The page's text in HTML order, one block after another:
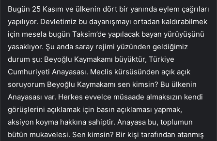
Bugün 25 Kasım ve ülkenin dört bir yanında eylem çağrıları
yapılıyor. Devletimiz bu dayanışmayı ortadan kaldırabilmek
için mesela bugün Taksim’de yapılacak bayan yürüyüşünü
yasaklıyor. Şu anda saray rejimi yüzünden geldiğimiz
durum şu: Beyoğlu Kaymakamı büyüktür, Türkiye
Cumhuriyeti Anayasası. Meclis kürsüsünden açık açık
soruyorum Beyoğlu Kaymakamı sen kimsin? Bu ülkenin
Anayasası var. Herkes evvelce müsaade almaksızın kendi
görüşlerini açıklamak için basın açıklaması yapmak,
aksiyon koyma hakkına sahiptir. Anayasa bu, toplumun
bütün mukavelesi. Sen kimsin? Bir kişi tarafından atanmış